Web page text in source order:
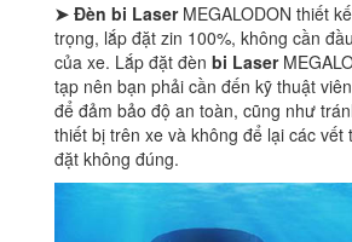
➤ Đèn bi Laser MEGALODON thiết
trọng, lắp đặt zin 100%, không cần
của xe. Lắp đặt đèn bi Laser
tạp nên bạn phải cần đến kỹ thuật
để đảm bảo độ an toàn, cũng như
thiết bị trên xe và không để lại các vết
đặt không đúng.